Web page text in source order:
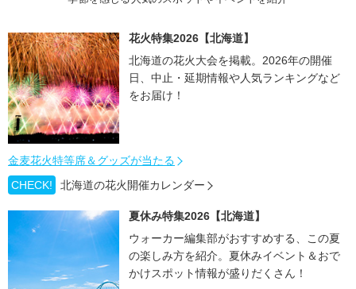
花火特集2026【北海道】
北海道の花火大会を掲載。2026年の開催
日、中止・延期情報や人気ランキングなど
をお届け！
金麦花火特等席＆グッズが当たる
CHECK!
北海道の花火開催カレンダー
夏休み特集2026【北海道】
ウォーカー編集部がおすすめする、この夏
の楽しみ方を紹介。夏休みイベント＆おで
かけスポット情報が盛りだくさん！